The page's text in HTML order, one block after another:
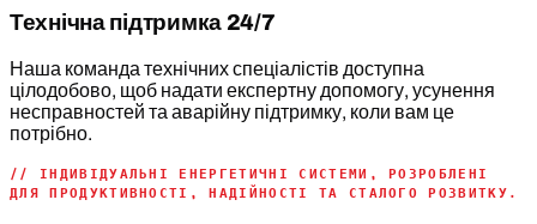
Технічна підтримка 24/7
Наша команда технічних спеціалістів доступна
цілодобово, щоб надати експертну допомогу, усунення
несправностей та аварійну підтримку, коли вам це
потрібно.
// ІНДИВІДУАЛЬНІ ЕНЕРГЕТИЧНІ СИСТЕМИ, РОЗРОБЛЕНІ
ДЛЯ ПРОДУКТИВНОСТІ, НАДІЙНОСТІ ТА СТАЛОГО РОЗВИТКУ.